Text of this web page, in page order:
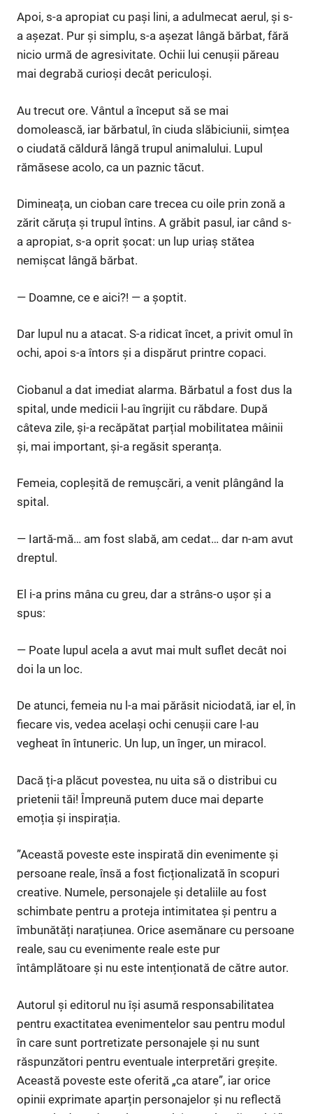
Apoi, s-a apropiat cu pași lini, a adulmecat aerul, și s-
a așezat. Pur și simplu, s-a așezat lângă bărbat, fără
nicio urmă de agresivitate. Ochii lui cenușii păreau
mai degrabă curioși decât periculoși.
Au trecut ore. Vântul a început să se mai
domolească, iar bărbatul, în ciuda slăbiciunii, simțea
o ciudată căldură lângă trupul animalului. Lupul
rămăsese acolo, ca un paznic tăcut.
Dimineața, un cioban care trecea cu oile prin zonă a
zărit căruța și trupul întins. A grăbit pasul, iar când s-
a apropiat, s-a oprit șocat: un lup uriaș stătea
nemișcat lângă bărbat.
— Doamne, ce e aici?! — a șoptit.
Dar lupul nu a atacat. S-a ridicat încet, a privit omul în
ochi, apoi s-a întors și a dispărut printre copaci.
Ciobanul a dat imediat alarma. Bărbatul a fost dus la
spital, unde medicii l-au îngrijit cu răbdare. După
câteva zile, și-a recăpătat parțial mobilitatea mâinii
și, mai important, și-a regăsit speranța.
Femeia, copleșită de remușcări, a venit plângând la
spital.
— Iartă-mă… am fost slabă, am cedat… dar n-am avut
dreptul.
El i-a prins mâna cu greu, dar a strâns-o ușor și a
spus:
— Poate lupul acela a avut mai mult suflet decât noi
doi la un loc.
De atunci, femeia nu l-a mai părăsit niciodată, iar el, în
fiecare vis, vedea același ochi cenușii care l-au
vegheat în întuneric. Un lup, un înger, un miracol.
Dacă ți-a plăcut povestea, nu uita să o distribui cu
prietenii tăi! Împreună putem duce mai departe
emoția și inspirația.
”Această poveste este inspirată din evenimente și
persoane reale, însă a fost ficționalizată în scopuri
creative. Numele, personajele și detaliile au fost
schimbate pentru a proteja intimitatea și pentru a
îmbunătăți narațiunea. Orice asemănare cu persoane
reale, sau cu evenimente reale este pur
întâmplătoare și nu este intenționată de către autor.
Autorul și editorul nu își asumă responsabilitatea
pentru exactitatea evenimentelor sau pentru modul
în care sunt portretizate personajele și nu sunt
răspunzători pentru eventuale interpretări greșite.
Această poveste este oferită „ca atare”, iar orice
opinii exprimate aparțin personajelor și nu reflectă